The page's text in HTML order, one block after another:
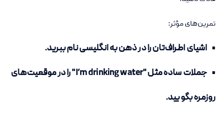
تمرین‌های مؤثر:
• اشیای اطراف‌تان را در ذهن به انگلیسی نام ببرید.
• جملات ساده مثل "I’m drinking water" را در موقعیت‌های
روزمره بگویید.